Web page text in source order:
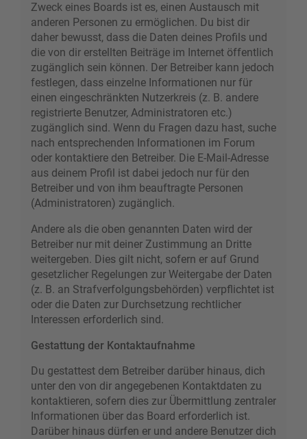
Zweck eines Boards ist es, einen Austausch mit
anderen Personen zu ermöglichen. Du bist dir
daher bewusst, dass die Daten deines Profils und
die von dir erstellten Beiträge im Internet öffentlich
zugänglich sein können. Der Betreiber kann jedoch
festlegen, dass einzelne Informationen nur für
einen eingeschränkten Nutzerkreis (z. B. andere
registrierte Benutzer, Administratoren etc.)
zugänglich sind. Wenn du Fragen dazu hast, suche
nach entsprechenden Informationen im Forum
oder kontaktiere den Betreiber. Die E-Mail-Adresse
aus deinem Profil ist dabei jedoch nur für den
Betreiber und von ihm beauftragte Personen
(Administratoren) zugänglich.
Andere als die oben genannten Daten wird der
Betreiber nur mit deiner Zustimmung an Dritte
weitergeben. Dies gilt nicht, sofern er auf Grund
gesetzlicher Regelungen zur Weitergabe der Daten
(z. B. an Strafverfolgungsbehörden) verpflichtet ist
oder die Daten zur Durchsetzung rechtlicher
Interessen erforderlich sind.
Gestattung der Kontaktaufnahme
Du gestattest dem Betreiber darüber hinaus, dich
unter den von dir angegebenen Kontaktdaten zu
kontaktieren, sofern dies zur Übermittlung zentraler
Informationen über das Board erforderlich ist.
Darüber hinaus dürfen er und andere Benutzer dich